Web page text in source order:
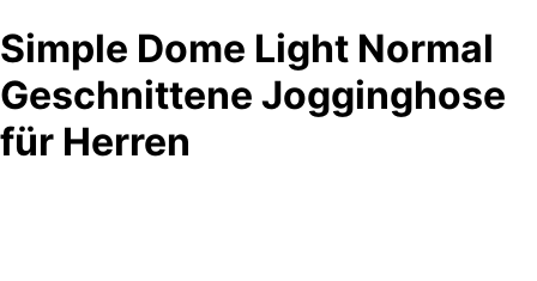
Simple Dome Light Normal
Geschnittene Jogginghose
für Herren